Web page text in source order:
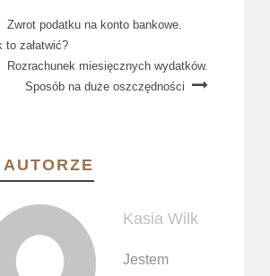
Zwrot podatku na konto bankowe.
to załatwić?
Rozrachunek miesięcznych wydatków.
Sposób na duże oszczędności
AUTORZE
Kasia Wilk
Jestem